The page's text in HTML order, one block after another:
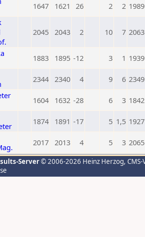
1647 1621 26 2 2 1989
2045 2043 2 10 7 2063
1883 1895 -12 3 1 1939
2344 2340 4 9 6 2349
1604 1632 -28 6 3 1842
1874 1891 -17 5 1,5 1927
2017 2013 4 5 3 2065
Server© 2006-2026 Heinz Herzog,